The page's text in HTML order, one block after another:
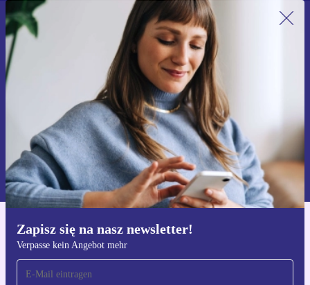
Zapisz się na nasz newsletter!
Verpasse kein Angebot mehr
Zapisz się na nasz newsletter!
Nie przegap żadnej oferty.
Zarejestruj się
Informacje na temat używania danych osobowych znajdują się w
naszej
Polityce prywatności
Pobierz aplikację refurbed
Dla iOS i Android